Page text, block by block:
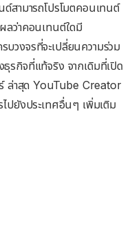
สามารถโปรโมตคอนเทนต์
ลว่าคอนเทนต์ใดมี
วงจรที่จะเปลี่ยนความร่วม
รกิจที่แท้จริง จากเดิมที่เปิด
ร์ ล่าสุด YouTube Creator
ปยังประเทศอื่นๆ เพิ่มเติม